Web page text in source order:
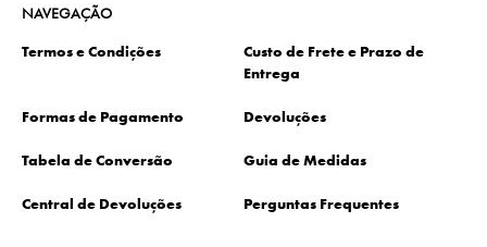
NAVEGAÇÃO
Termos e Condições
Custo de Frete e Prazo de
Entrega
Formas de Pagamento Devoluções
Tabela de Conversão Guia de Medidas
Central de Devoluções Perguntas Frequentes